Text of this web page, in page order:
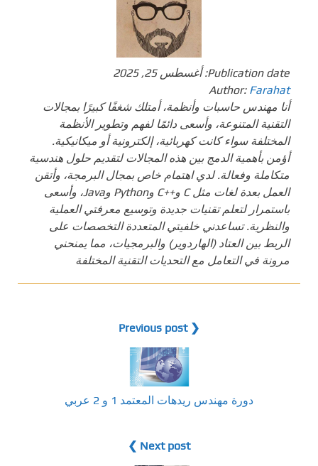
Publication date: أغسطس 25, 2025
Author: Farahat
أنا مهندس حاسبات وأنظمة، أمتلك شغفًا كبيرًا بمجالات
التقنية المتنوعة، وأسعى دائمًا لفهم وتطوير الأنظمة
المختلفة سواء كانت كهربائية، إلكترونية أو ميكانيكية.
أؤمن بأهمية الدمج بين هذه المجالات لتقديم حلول هندسية
متكاملة وفعالة. لدي اهتمام خاص بمجال البرمجة، وأتقن
العمل بعدة لغات مثل C و++C وPython وJava، وأسعى
باستمرار لتعلم تقنيات جديدة وتوسيع معرفتي العملية
والنظرية. تساعدني خلفيتي المتعددة التخصصات على
الربط بين العتاد (الهاردوير) والبرمجيات، مما يمنحني
مرونة في التعامل مع التحديات التقنية المختلفة
❮ Previous post
دورة مهندس ريدهات المعتمد 1 و 2 عربي
Next post ❯